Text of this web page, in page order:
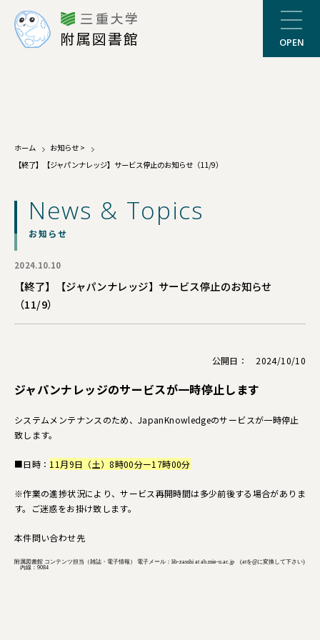
附属図書館 OPEN
ホーム お知らせ >
【終了】【ジャパンナレッジ】サービス停止のお知らせ（11/9）
News & Topics
お知らせ
2024.10.10
【終了】【ジャパンナレッジ】サービス停止のお知らせ
（11/9）
公開日： 2024/10/10
ジャパンナレッジのサービスが一時停止します
システムメンテナンスのため、JapanKnowledgeのサービスが一時停止
致します。
■日時： 11月9日（土）8時00分ー17時00分
※作業の進捗状況により、サービス再開時間は多少前後する場合がありま
す。ご迷惑をお掛け致します。
本件問い合わせ先
附属図書館 コンテンツ担当（雑誌・電子情報） 電子メール：lib-zasshi at ab.mie-u.ac.jp (atを@に変換して下さい)
内線：9084